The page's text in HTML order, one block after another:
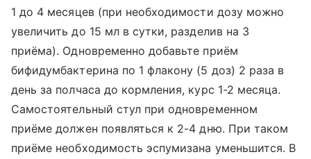
1 до 4 месяцев (при необходимости дозу можно
увеличить до 15 мл в сутки, разделив на 3
приёма). Одновременно добавьте приём
бифидумбактерина по 1 флакону (5 доз) 2 раза в
день за полчаса до кормления, курс 1-2 месяца.
Самостоятельный стул при одновременном
приёме должен появляться к 2-4 дню. При таком
приёме необходимость эспумизана уменьшится. В